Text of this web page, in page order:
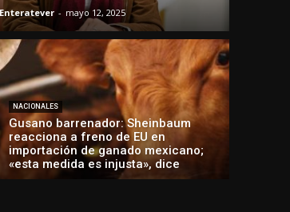
- mayo 12, 2025
NACIONALES
Gusano barrenador: Sheinbaum
reacciona a freno de EU en
importación de ganado mexicano;
«esta medida es injusta», dice